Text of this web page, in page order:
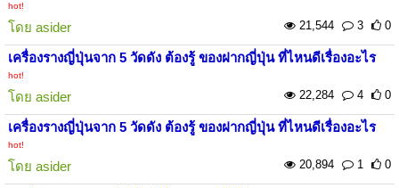
hot!
โดย asider 21,544 3 0
เครื่องรางญี่ปุ่นจาก 5 วัดดัง ต้องรู้ ของฝากญี่ปุ่น ที่ไหนดีเรื่องอะไร
hot!
โดย asider 22,284 4 0
เครื่องรางญี่ปุ่นจาก 5 วัดดัง ต้องรู้ ของฝากญี่ปุ่น ที่ไหนดีเรื่องอะไร
hot!
โดย asider 20,894 1 0